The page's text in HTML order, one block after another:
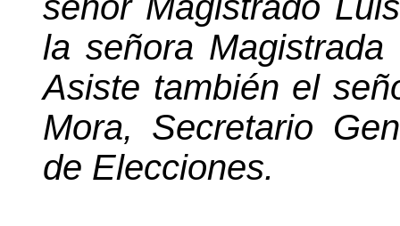
la señora
Asiste también el
Mora, Secretario
de Elecciones.